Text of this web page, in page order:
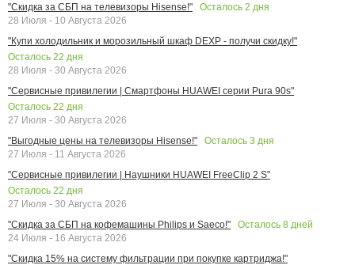
"Скидка за СБП на телевизоры Hisense!"
Осталось 2 дня
28 Июля - 10 Августа 2026
"Купи холодильник и морозильный шкаф DEXP - получи скидку!"
Осталось 22 дня
28 Июля - 30 Августа 2026
"Сервисные привилегии | Смартфоны HUAWEI серии Pura 90s"
Осталось 22 дня
27 Июля - 30 Августа 2026
"Выгодные цены на телевизоры Hisense!"
Осталось 3 дня
27 Июля - 11 Августа 2026
"Сервисные привилегии | Наушники HUAWEI FreeClip 2 S"
Осталось 22 дня
27 Июля - 30 Августа 2026
"Скидка за СБП на кофемашины Philips и Saeco!"
Осталось 8 дней
24 Июля - 16 Августа 2026
"Скидка 15% на систему фильтрации при покупке картриджа!"